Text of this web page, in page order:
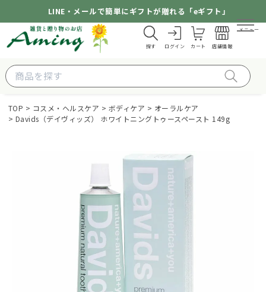
LINE・メールで簡単にギフトが贈れる「eギフト」
探す ログイン カート 店舗情報
メニュー
TOP コスメ・ヘルスケア ボディケア
オーラルケア
Davids（デイヴィッズ） ホワイトニングトゥースペースト 149g